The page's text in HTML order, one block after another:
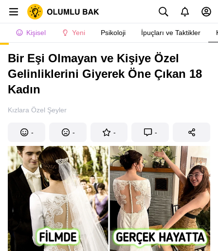
Kişisel Yeni Psikoloji İpuçları ve Taktikler
Bir Eşi Olmayan ve Kişiye Özel
Gelinliklerini Giyerek Öne Çıkan 18
Kadın
Kızlara Özel Şeyler
- - - -